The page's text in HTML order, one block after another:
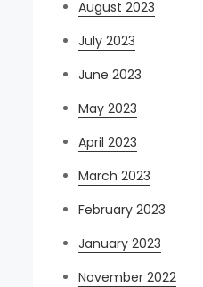
August 2023
July 2023
June 2023
May 2023
April 2023
March 2023
February 2023
January 2023
November 2022